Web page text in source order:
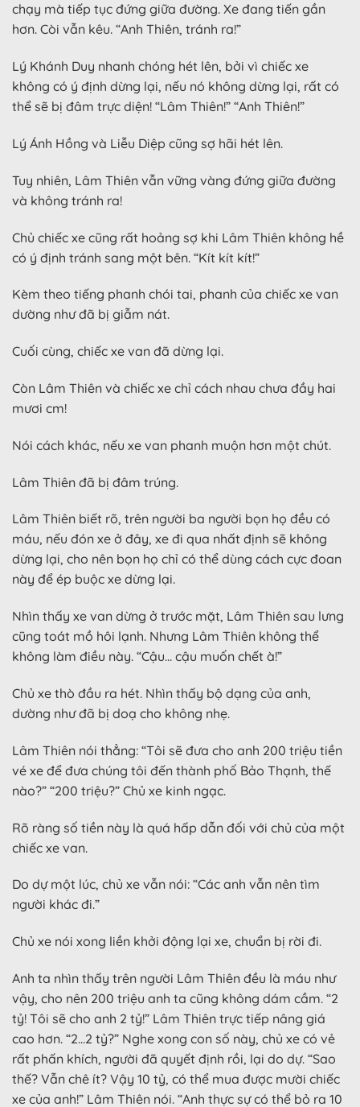
chạy mà tiếp tục đứng giữa đường. Xe đang tiến gần
hơn. Còi vẫn kêu. “Anh Thiên, tránh ra!”
Lý Khánh Duy nhanh chóng hét lên, bởi vì chiếc xe
không có ý định dừng lại, nếu nó không dừng lại, rất có
thể sẽ bị đâm trực diện! “Lâm Thiên!” “Anh Thiên!”
Lý Ánh Hồng và Liễu Diệp cũng sợ hãi hét lên.
Tuy nhiên, Lâm Thiên vẫn vững vàng đứng giữa đường
và không tránh ra!
Chủ chiếc xe cũng rất hoảng sợ khi Lâm Thiên không hề
có ý định tránh sang một bên. “Kít kít kít!”
Kèm theo tiếng phanh chói tai, phanh của chiếc xe van
dường như đã bị giẫm nát.
Cuối cùng, chiếc xe van đã dừng lại.
Còn Lâm Thiên và chiếc xe chỉ cách nhau chưa đầy hai
mươi cm!
Nói cách khác, nếu xe van phanh muộn hơn một chút.
Lâm Thiên đã bị đâm trúng.
Lâm Thiên biết rõ, trên người ba người bọn họ đều có
máu, nếu đón xe ở đây, xe đi qua nhất định sẽ không
dừng lại, cho nên bọn họ chỉ có thể dùng cách cực đoan
này để ép buộc xe dừng lại.
Nhìn thấy xe van dừng ở trước mặt, Lâm Thiên sau lưng
cũng toát mồ hôi lạnh. Nhưng Lâm Thiên không thể
không làm điều này. “Cậu… cậu muốn chết à!”
Chủ xe thò đầu ra hét. Nhìn thấy bộ dạng của anh,
dường như đã bị doạ cho không nhẹ.
Lâm Thiên nói thẳng: “Tôi sẽ đưa cho anh 200 triệu tiền
vé xe để đưa chúng tôi đến thành phố Bảo Thạnh, thế
nào?” “200 triệu?” Chủ xe kinh ngạc.
Rõ ràng số tiền này là quá hấp dẫn đối với chủ của một
chiếc xe van.
Do dự một lúc, chủ xe vẫn nói: “Các anh vẫn nên tìm
người khác đi.”
Chủ xe nói xong liền khởi động lại xe, chuẩn bị rời đi.
Anh ta nhìn thấy trên người Lâm Thiên đều là máu như
vậy, cho nên 200 triệu anh ta cũng không dám cầm. “2
tỷ! Tôi sẽ cho anh 2 tỷ!” Lâm Thiên trực tiếp nâng giá
cao hơn. “2…2 tỷ?” Nghe xong con số này, chủ xe có vẻ
rất phấn khích, người đã quyết định rồi, lại do dự. “Sao
thế? Vẫn chê ít? Vậy 10 tỷ, có thể mua được mười chiếc
xe của anh!” Lâm Thiên nói. “Anh thực sự có thể bỏ ra 10